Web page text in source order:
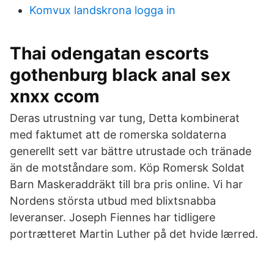
Komvux landskrona logga in
Thai odengatan escorts
gothenburg black anal sex
xnxx ccom
Deras utrustning var tung, Detta kombinerat
med faktumet att de romerska soldaterna
generellt sett var bättre utrustade och tränade
än de motståndare som. Köp Romersk Soldat
Barn Maskeraddräkt till bra pris online. Vi har
Nordens största utbud med blixtsnabba
leveranser. Joseph Fiennes har tidligere
portrætteret Martin Luther på det hvide lærred.